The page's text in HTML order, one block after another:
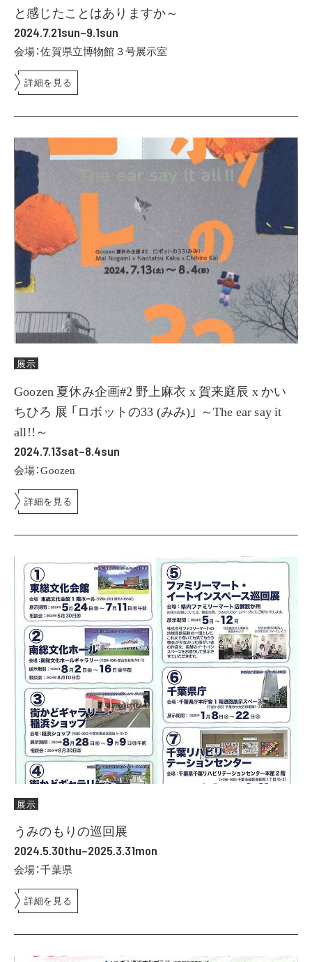
と感じたことはありますか～
2024.7.21sun–9.1sun
会場：佐賀県立博物館３号展示室
詳細を見る
展示
Goozen 夏休み企画#2 野上麻衣 x 賀来庭辰 x かい
ちひろ 展 「ロボットの33 (みみ)」 ～The ear say it
all!!～
2024.7.13sat–8.4sun
会場：Goozen
詳細を見る
展示
うみのもりの巡回展
2024.5.30thu–2025.3.31mon
会場：千葉県
詳細を見る